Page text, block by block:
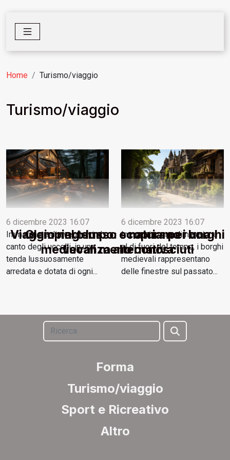
Home Turismo/viaggio
Turismo/viaggio
Glamping: lusso e natura per una
vacanza alternativa
6 dicembre 2023 16:07
Immaginate di svegliarvi al
canto degli uccelli, in una
tenda lussuosamente
arredata e dotata di ogni...
Viaggio nel tempo: scopriamo i borghi
medievali meno conosciuti
6 dicembre 2023 16:07
Immersi in una dimensione
al di fuori del tempo, i borghi
medievali rappresentano
delle finestre sul passato...
Forma
Turismo/viaggio
Sport e Ricreativo
Altro